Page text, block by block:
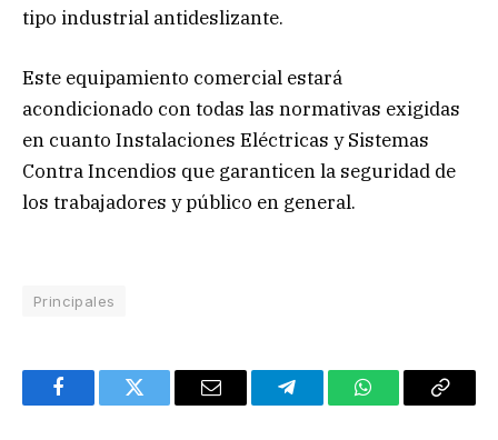
tipo industrial antideslizante.
Este equipamiento comercial estará
acondicionado con todas las normativas exigidas
en cuanto Instalaciones Eléctricas y Sistemas
Contra Incendios que garanticen la seguridad de
los trabajadores y público en general.
Principales
FacebookTwitter Email TelegramWhatsAppCopy